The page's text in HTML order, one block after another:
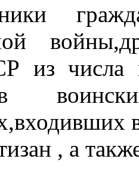
из числа
, а